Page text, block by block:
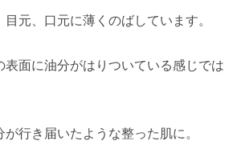
元、口元に薄くのばしています。
表面に油分がはりついている感じでは
行き届いたような整った肌に。